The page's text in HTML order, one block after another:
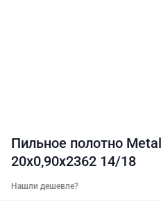
Пильное полотно
20х0,90х2362 14/18
Нашли дешевле?